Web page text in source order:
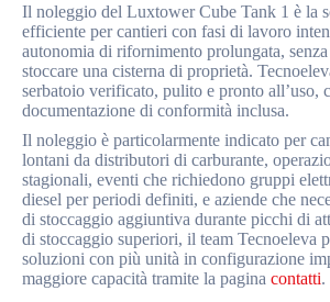
Il noleggio del Luxtower Cube Tank 1 è la
efficiente per cantieri con fasi di lavoro
autonomia di rifornimento prolungata,
stoccare una cisterna di proprietà.
serbatoio verificato, pulito e pronto all’uso,
documentazione di conformità inclusa.
Il noleggio è particolarmente indicato per
lontani da distributori di carburante,
stagionali, eventi che richiedono gruppi
diesel per periodi definiti, e aziende che
di stoccaggio aggiuntiva durante picchi di
di stoccaggio superiori, il team Tecnoeleva
soluzioni con più unità in configurazione
maggiore capacità tramite la pagina contatti.